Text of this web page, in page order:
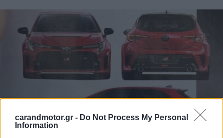
carandmotor.gr - Do Not Process My Personal
Information